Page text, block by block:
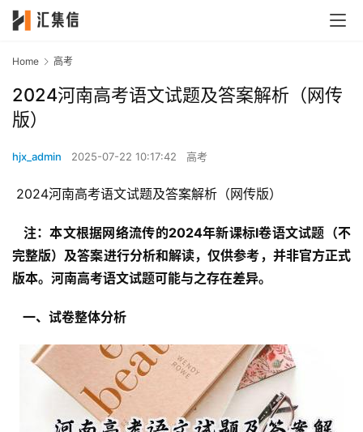
Home 高考
2024河南高考语文试题及答案解析（网传
版）
hjx_admin 2025-07-22 10:17:42 高考
2024河南高考语文试题及答案解析（网传版）
  注：本文根据网络流传的2024年新课标Ⅰ卷语文试题（不
完整版）及答案进行分析和解读，仅供参考，并非官方正式
版本。河南高考语文试题可能与之存在差异。
  一、试卷整体分析